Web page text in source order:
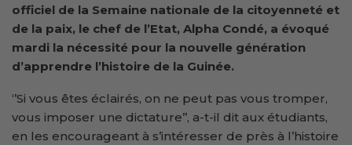
officiel de la Semaine nationale de la citoyenneté et
de la paix, le chef de l’Etat, Alpha Condé, a évoqué
mardi la nécessité pour la nouvelle génération
d’apprendre l’histoire de la Guinée.
‘’Si vous êtes éclairés, on ne peut pas vous tromper,
vous imposer une dictature’’, a-t-il dit aux étudiants,
en les encourageant à s’intéresser de près à l’histoire